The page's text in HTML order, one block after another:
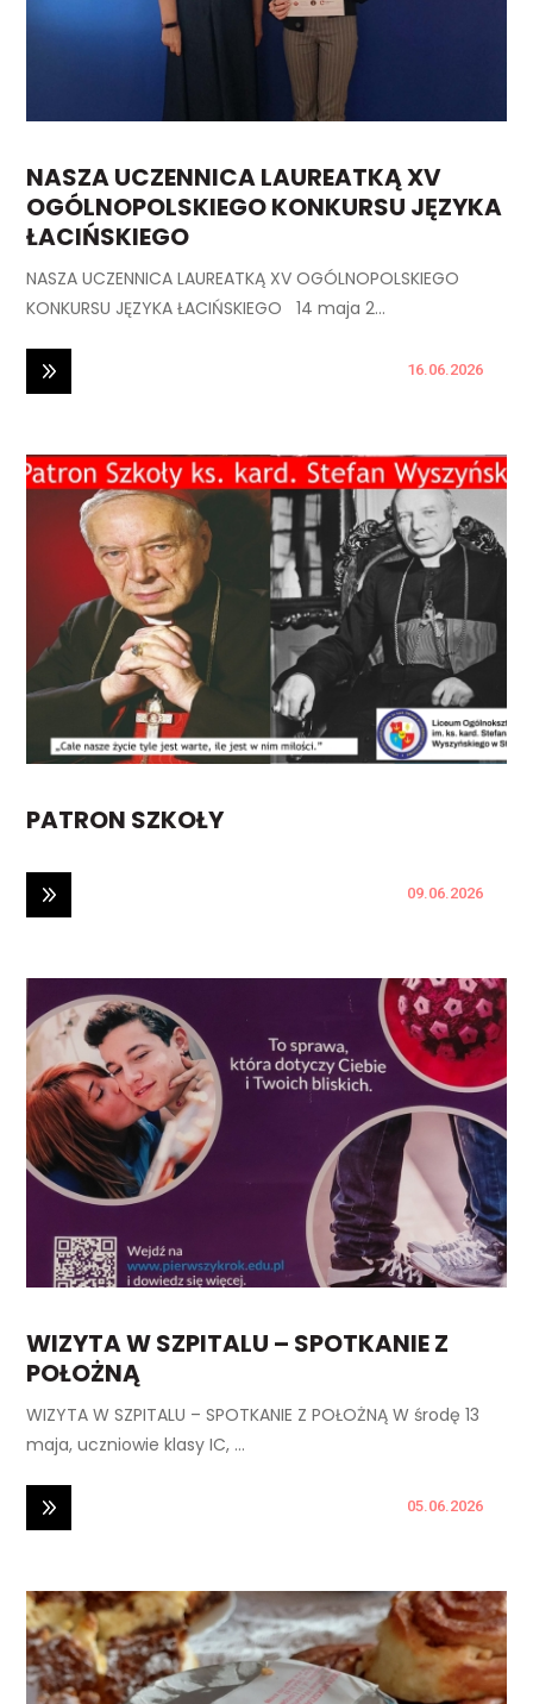
16.06.2026
NASZA UCZENNICA LAUREATKĄ XV
OGÓLNOPOLSKIEGO KONKURSU JĘZYKA
ŁACIŃSKIEGO
NASZA UCZENNICA LAUREATKĄ XV OGÓLNOPOLSKIEGO
KONKURSU JĘZYKA ŁACIŃSKIEGO 14 maja 2...
09.06.2026
PATRON SZKOŁY
05.06.2026
WIZYTA W SZPITALU – SPOTKANIE Z
POŁOŻNĄ
WIZYTA W SZPITALU – SPOTKANIE Z POŁOŻNĄ W środę 13
maja, uczniowie klasy IC, ...